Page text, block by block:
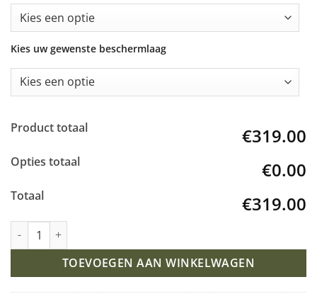
Kies uw gewenste beschermlaag
Product totaal €319.00
Opties totaal €0.00
Totaal €319.00
Industriële steigerhout tafel Smalle-X Onderstel aantal
TOEVOEGEN AAN WINKELWAGEN